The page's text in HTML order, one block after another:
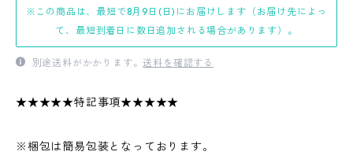
※この商品は、最短で8月9日(日)にお届けします（お届け先によっ
て、最短到着日に数日追加される場合があります）。
別途送料がかかります。送料を確認する
★★★★★特記事項★★★★★
※梱包は簡易包装となっております。